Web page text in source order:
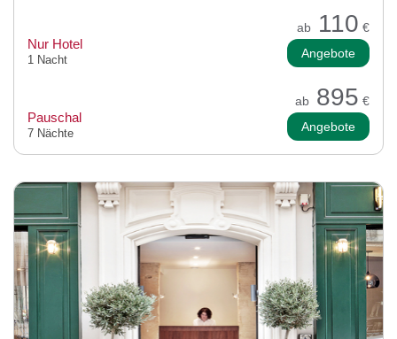
ab 110 €
Nur Hotel
1 Nacht Angebote
ab 895 €
Pauschal
7 Nächte Angebote